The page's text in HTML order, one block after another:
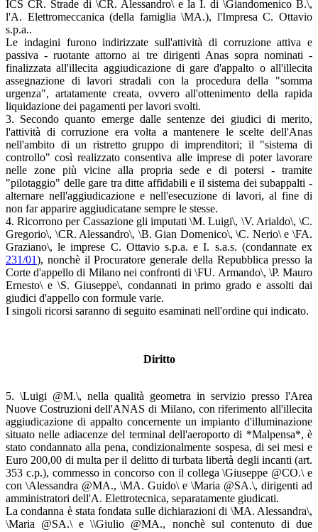
ICS CR. Strade di \CR. Alessandro\ e la I. di \Giandomenico B.\,
l'A. Elettromeccanica (della famiglia \MA.), l'Impresa C. Ottavio
s.p.a..
Le indagini furono indirizzate sull'attività di corruzione attiva e
passiva - ruotante attorno ai tre dirigenti Anas sopra nominati -
finalizzata all'illecita aggiudicazione di gare d'appalto o all'illecita
assegnazione di lavori stradali con la procedura della "somma
urgenza", artatamente creata, ovvero all'ottenimento della rapida
liquidazione dei pagamenti per lavori svolti.
3. Secondo quanto emerge dalle sentenze dei giudici di merito,
l'attività di corruzione era volta a mantenere le scelte dell'Anas
nell'ambito di un ristretto gruppo di imprenditori; il "sistema di
controllo" così realizzato consentiva alle imprese di poter lavorare
nelle zone più vicine alla propria sede e di potersi - tramite
"pilotaggio" delle gare tra ditte affidabili e il sistema dei subappalti -
alternare nell'aggiudicazione e nell'esecuzione di lavori, al fine di
non far apparire aggiudicatane sempre le stesse.
4. Ricorrono per Cassazione gli imputati \M. Luigi\, \V. Arialdo\, \C.
Gregorio\, \CR. Alessandro\, \B. Gian Domenico\, \C. Nerio\ e \FA.
Graziano\, le imprese C. Ottavio s.p.a. e I. s.a.s. (condannate ex
231/01), nonchè il Procuratore generale della Repubblica presso la
Corte d'appello di Milano nei confronti di \FU. Armando\, \P. Mauro
Ernesto\ e \S. Giuseppe\, condannati in primo grado e assolti dai
giudici d'appello con formule varie.
I singoli ricorsi saranno di seguito esaminati nell'ordine qui indicato.
Diritto
5. \Luigi @M.\, nella qualità geometra in servizio presso l'Area
Nuove Costruzioni dell'ANAS di Milano, con riferimento all'illecita
aggiudicazione di appalto concernente un impianto d'illuminazione
situato nelle adiacenze del terminal dell'aeroporto di *Malpensa*, è
stato condannato alla pena, condizionalmente sospesa, di sei mesi e
Euro 200,00 di multa per il delitto di turbata libertà degli incanti (art.
353 c.p.), commesso in concorso con il collega \Giuseppe @CO.\ e
con \Alessandra @MA., \MA. Guido\ e \Maria @SA.\, dirigenti ad
amministratori dell'A. Elettrotecnica, separatamente giudicati.
La condanna è stata fondata sulle dichiarazioni di \MA. Alessandra\,
\Maria @SA.\ e \\Giulio @MA., nonchè sul contenuto di due